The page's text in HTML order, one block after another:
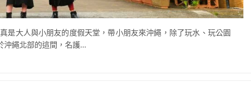
是大人與小朋友的度假天堂，帶小朋友來沖繩，除了玩水、玩公園
沖繩北部的這間，名護...